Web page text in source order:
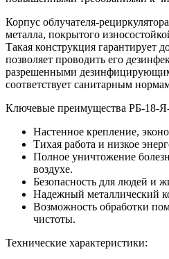
Корпус облучателя-
металла, покрытого
Такая конструкция гарантирует
позволяет проводить его
разрешенными
соответствует санитарным
Ключевые преимущества РБ-18-
Настенное крепление,
Тихая работа и низкое
Полное уничтожение
воздухе.
Безопасность для людей и
Надежный металлический
Возможность обработки
чистоты.
Технические характеристики: